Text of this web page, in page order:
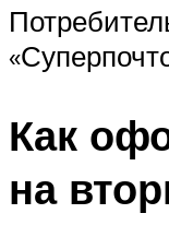
Как
на